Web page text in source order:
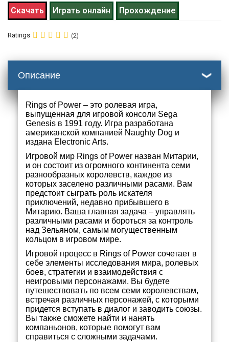
Скачать Играть онлайн Прохождение
Ratings (2)
Описание
Rings of Power – это ролевая игра,
выпущенная для игровой консоли Sega
Genesis в 1991 году. Игра разработана
американской компанией Naughty Dog и
издана Electronic Arts.
Игровой мир Rings of Power назван Митарии,
и он состоит из огромного континента семи
разнообразных королевств, каждое из
которых заселено различными расами. Вам
предстоит сыграть роль искателя
приключений, недавно прибывшего в
Митарию. Ваша главная задача – управлять
различными расами и бороться за контроль
над Зельяном, самым могущественным
кольцом в игровом мире.
Игровой процесс в Rings of Power сочетает в
себе элементы исследования мира, ролевых
боев, стратегии и взаимодействия с
неигровыми персонажами. Вы будете
путешествовать по всем семи королевствам,
встречая различных персонажей, с которыми
придется вступать в диалог и заводить союзы.
Вы также сможете найти и нанять
компаньонов, которые помогут вам
справиться с сложными задачами.